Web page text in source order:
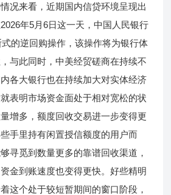
况来看，近期国内信贷环境呈现出
年5月6日这一天，中国人民银行
的逆回购操作，该操作将为银行体
与此同时，中美经贸磋商在持续不
各大银行也在持续加大对实体经济
表明市场资金面处于相对宽松的状
增多，额度回收交易进一步变得更
手里持有闲置授信额度的用户而
寻觅到数量更多的靠谱回收渠道，
金到账速度也变得更快。好些精明
这个处于较短暂期间的窗口阶段，